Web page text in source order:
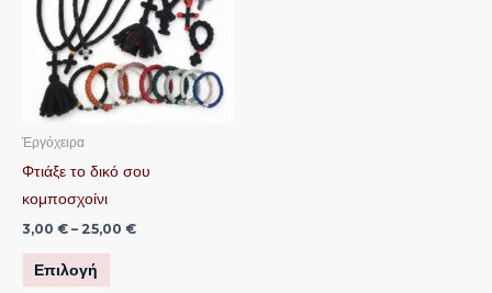
Ἐργόχειρα
Φτιάξε το δικό σου
κομποσχοίνι
3,00 € – 25,00 €
Επιλογή
έχει
πολλαπλές
παραλλαγές.
Οι
επιλογές
να
στη
σελίδα